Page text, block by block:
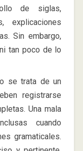
de siglas,
explicaciones
Sin embargo,
tan poco de lo
se trata de un
registrarse
Una mala
cuando
gramaticales.